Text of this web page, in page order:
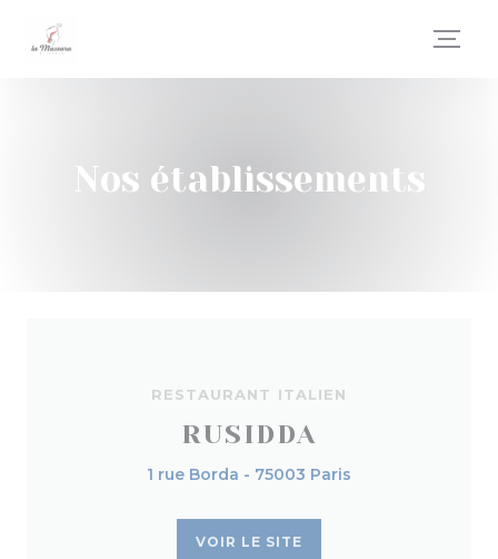
Nos établissements
RESTAURANT ITALIEN
RUSIDDA
1 rue Borda - 75003 Paris
VOIR LE SITE